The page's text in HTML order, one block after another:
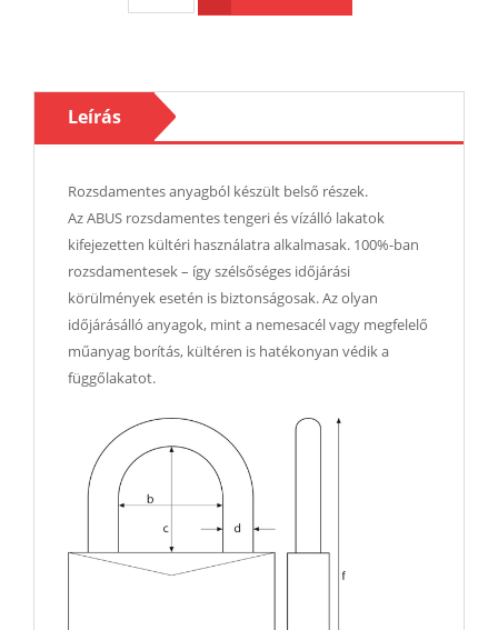
Leírás
Rozsdamentes anyagból készült belső részek.
Az ABUS rozsdamentes tengeri és vízálló lakatok
kifejezetten kültéri használatra alkalmasak. 100%-ban
rozsdamentesek – így szélsőséges időjárási
körülmények esetén is biztonságosak. Az olyan
időjárásálló anyagok, mint a nemesacél vagy megfelelő
műanyag borítás, kültéren is hatékonyan védik a
függőlakatot.